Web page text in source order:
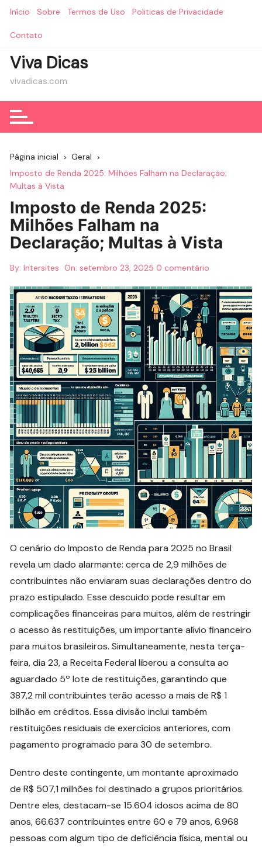
Início Sobre Termos de Uso Politicas de Privacidade
Contato
Viva Dicas
vivadicas.com
Página inicial
Geral
Imposto de Renda 2025: Milhões Falham na Declaração;
Multas à Vista
Imposto de Renda 2025:
Milhões Falham na
Declaração; Multas à Vista
By: Intersites On:setembro 23, 2025 0 comentário
O cenário do Imposto de Renda para 2025 no Brasil
revela um dado alarmante: cerca de 2,9 milhões de
contribuintes não enviaram suas declarações dentro do
prazo estipulado. Esse descuido pode resultar em
complicações financeiras para muitos, além de restringir
o acesso às restituições, um importante alívio financeiro
para muitos brasileiros. Simultaneamente, nesta terça-
feira, dia 23, a Receita Federal liberou a consulta ao
aguardado 5º lote de restituições, garantindo que
387,2 mil contribuintes terão acesso a mais de R$ 1
bilhão em créditos. Essa divisão inclui também
restituições residuais de exercícios anteriores, com
pagamento programado para 30 de setembro.
Dentro deste contingente, um montante aproximado
de R$ 507,1 milhões foi destinado a grupos prioritários.
Dentre eles, destacam-se 15.604 idosos acima de 80
anos, 66.637 contribuintes entre 60 e 79 anos, 6.968
pessoas com algum tipo de deficiência física, mental ou